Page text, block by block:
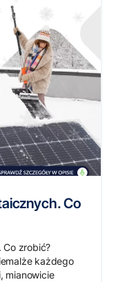
Co
Co zrobić?
każdego
mianowicie